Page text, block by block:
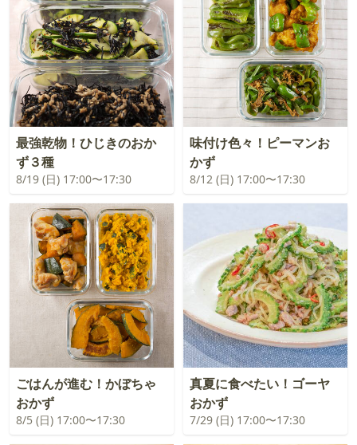
最強乾物！ひじきのおか
ず３種
8/19 (日) 17:00〜17:30
味付け色々！ピーマンお
かず
8/12 (日) 17:00〜17:30
ごはんが進む！かぼちゃ
おかず
8/5 (日) 17:00〜17:30
真夏に食べたい！ゴーヤ
おかず
7/29 (日) 17:00〜17:30